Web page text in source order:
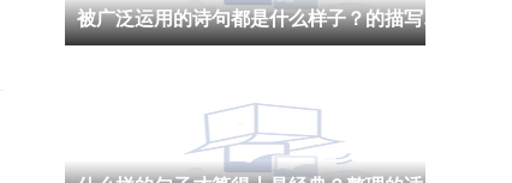
被广泛运用的诗句都是什么样子？的描写草原的诗句